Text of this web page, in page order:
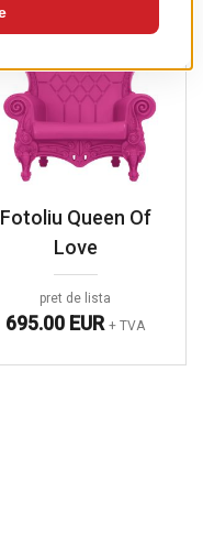
Fotoliu Queen Of
Love
pret de lista
695.00 EUR + TVA